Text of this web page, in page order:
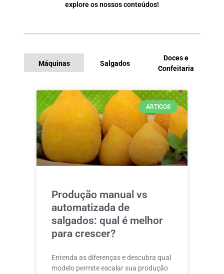
explore os nossos conteúdos!
Máquinas Salgados
Doces e
Confeitaria
ARTIGOS
Produção manual vs
automatizada de
salgados: qual é melhor
para crescer?
Entenda as diferenças e descubra qual
modelo permite escalar sua produção